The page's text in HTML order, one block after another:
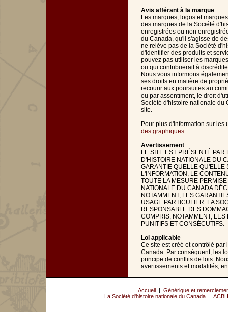
Avis afférant à la marque
Les marques, logos et
des marques de la Société
enregistrées ou non
du Canada, qu'il s'agisse de
ne relève pas de la Société
d'identifier des produits et
pouvez pas utiliser les
ou qui contribuerait à
Nous vous informons
ses droits en matière de
recourir aux poursuites au
ou par assentiment, le droit
Société d'histoire nationale du
site.
Pour plus d'information sur
des graphiques.
Avertissement
LE SITE EST PRÉSENTÉ
D'HISTOIRE NATIONALE DU
GARANTIE QUELLE QU'ELLE
L'INFORMATION, LE
TOUTE LA MESURE
NATIONALE DU CANADA
NOTAMMENT, LES
USAGE PARTICULIER. LA
RESPONSABLE DES
COMPRIS, NOTAMMENT,
PUNITIFS ET CONSÉCUTIFS.
Loi applicable
Ce site est créé et contrôlé
Canada. Par conséquent, les
principe de conflits de lois.
avertissements et modalités,
Accueil | Générique et
La Société d'histoire nationale du Canada